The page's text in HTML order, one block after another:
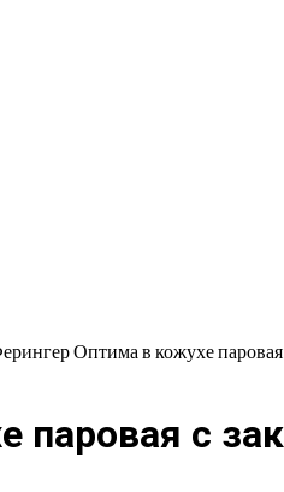
Оптима в кожухе
паровая с